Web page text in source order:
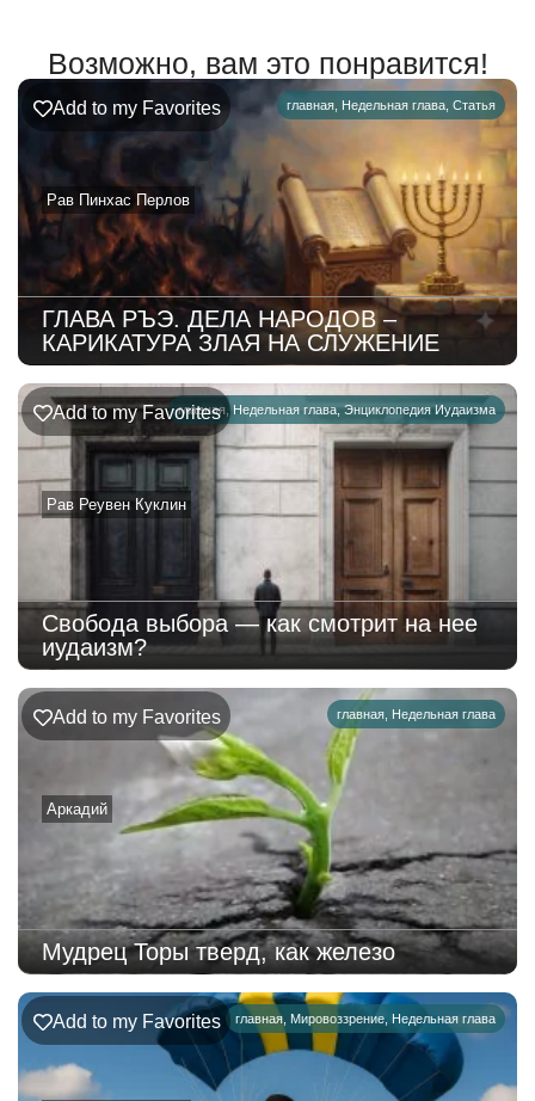
Возможно, вам это понравится!
главная Недельная глава Статья
Рав Пинхас Перлов
Add to my Favorites
ГЛАВА РЪЭ. ДЕЛА НАРОДОВ –
КАРИКАТУРА ЗЛАЯ НА СЛУЖЕНИЕ
главная ,Недельная глава,Энциклопедия Иудаизма
Рав Реувен Куклин
Add to my Favorites
Свобода выбора — как смотрит на нее
иудаизм?
главная Недельная глава
Аркадий
Add to my Favorites
Мудрец Торы тверд, как железо
главная Мировоззрение Недельная глава
Add to my Favorites